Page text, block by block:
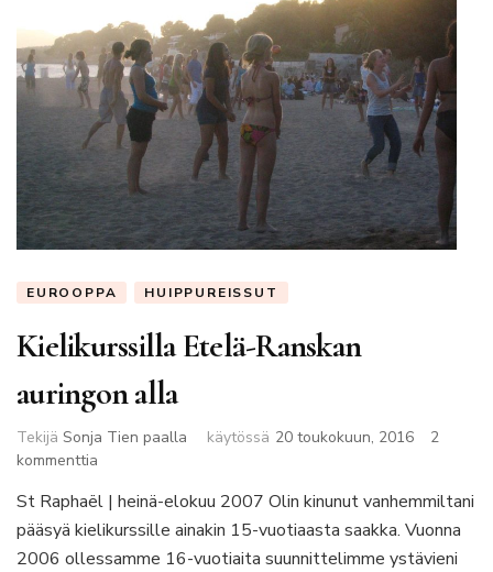
EUROOPPA HUIPPUREISSUT
Kielikurssilla Etelä-Ranskan
auringon alla
Tekijä Sonja Tien paalla käytössä 20 toukokuun, 2016
2
kommenttia
Etelä-
Ranskan
auringon
St Raphaël | heinä-elokuu 2007 Olin kinunut vanhemmiltani
pääsyä kielikurssille ainakin 15-vuotiaasta saakka. Vuonna
2006 ollessamme 16-vuotiaita suunnittelimme ystävieni